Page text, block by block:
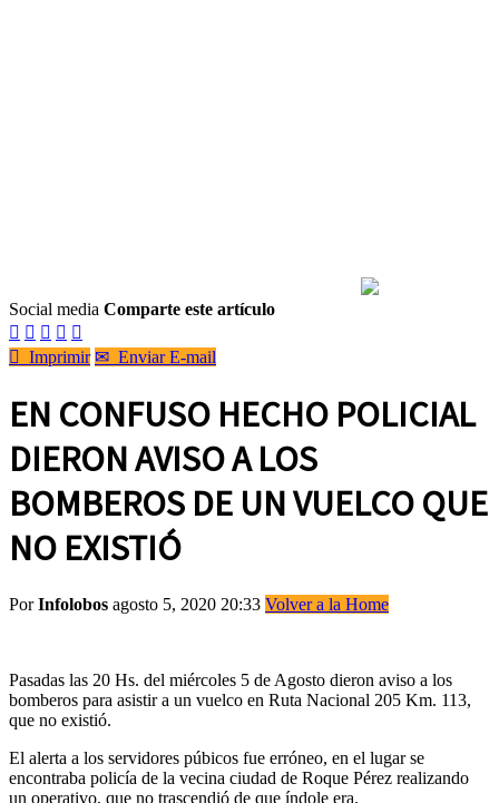
Social media Comparte este artículo
    
 Imprimir ✉ Enviar E-mail
EN CONFUSO HECHO POLICIAL
DIERON AVISO A LOS
BOMBEROS DE UN VUELCO QUE
NO EXISTIÓ
PorInfolobos agosto 5, 2020 20:33 Volver a la Home
Pasadas las 20 Hs. del miércoles 5 de Agosto dieron aviso a los
bomberos para asistir a un vuelco en Ruta Nacional 205 Km. 113,
que no existió.
El alerta a los servidores púbicos fue erróneo, en el lugar se
encontraba policía de la vecina ciudad de Roque Pérez realizando
un operativo, que no trascendió de que índole era.